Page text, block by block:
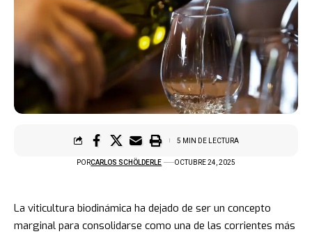
PORCARLOS SCHÖLDERLE OCTUBRE 24, 2025
5 MIN DE LECTURA
La viticultura biodinámica ha dejado de ser un concepto
marginal para consolidarse como una de las corrientes más